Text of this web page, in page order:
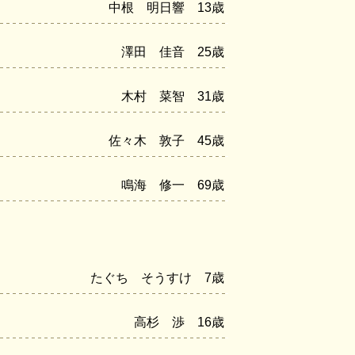
中根 明日響 13歳
澤田 佳音 25歳
木村 菜智 31歳
佐々木 敦子 45歳
鳴海 修一 69歳
たぐち そうすけ 7歳
高杉 渉 16歳